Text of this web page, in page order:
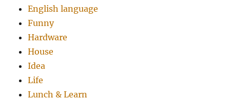
English language
Funny
Hardware
House
Idea
Life
Lunch & Learn